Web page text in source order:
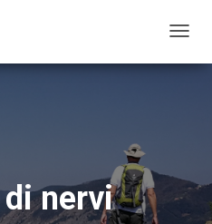
A
O
N
E
nervi